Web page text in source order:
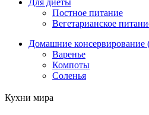
Для диеты
Постное питание
Вегетарианское
Домашние консервирование
Варенье
Компоты
Соленья
Кухни мира